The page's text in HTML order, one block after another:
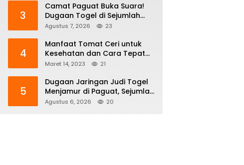
3
Camat Paguat Buka Suara!
Dugaan Togel di Sejumlah
Desa Segera Dikoordinasikan
Agustus 7, 2026 23
4
Manfaat Tomat Ceri untuk
Kesehatan dan Cara Tepat
Mengonsumsinya
Maret 14, 2023 21
5
Dugaan Jaringan Judi Togel
Menjamur di Paguat, Sejumlah
Desa Disebut Jadi Titik
Agustus 6, 2026 20